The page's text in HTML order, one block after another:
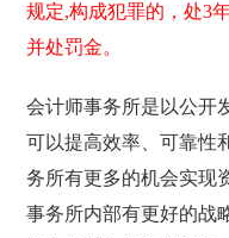
规定,构成犯罪的，处3
并处罚金。
会计师事务所是以公开
可以提高效率、可靠性
务所有更多的机会实现
事务所内部有更好的战